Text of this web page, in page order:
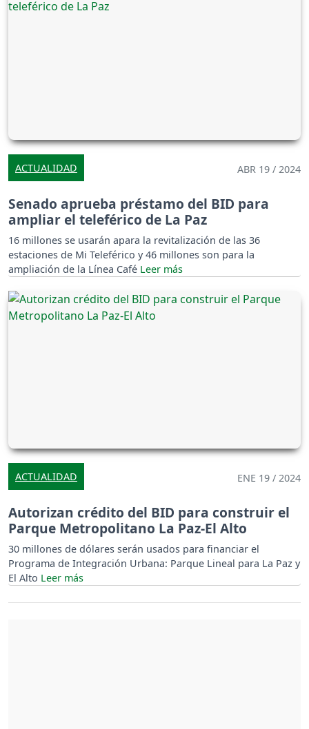
ACTUALIDAD ABR 19 / 2024
Senado aprueba préstamo del BID para
ampliar el teleférico de La Paz
16 millones se usarán apara la revitalización de las 36
estaciones de Mi Teleférico y 46 millones son para la
ampliación de la Línea Café
ACTUALIDAD ENE 19 / 2024
Autorizan crédito del BID para construir el
Parque Metropolitano La Paz-El Alto
30 millones de dólares serán usados para financiar el
Programa de Integración Urbana: Parque Lineal para La Paz y
El Alto